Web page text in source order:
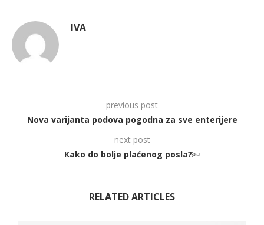
IVA
previous post
Nova varijanta podova pogodna za sve enterijere
next post
Kako do bolje plaćenog posla?￼
RELATED ARTICLES